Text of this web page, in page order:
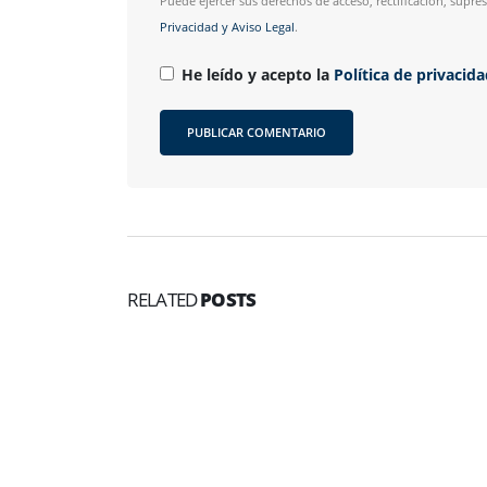
Privacidad y Aviso Legal.
He leído y acepto la Política de
RELATEDPOSTS